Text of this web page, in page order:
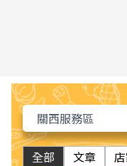
全部 文章